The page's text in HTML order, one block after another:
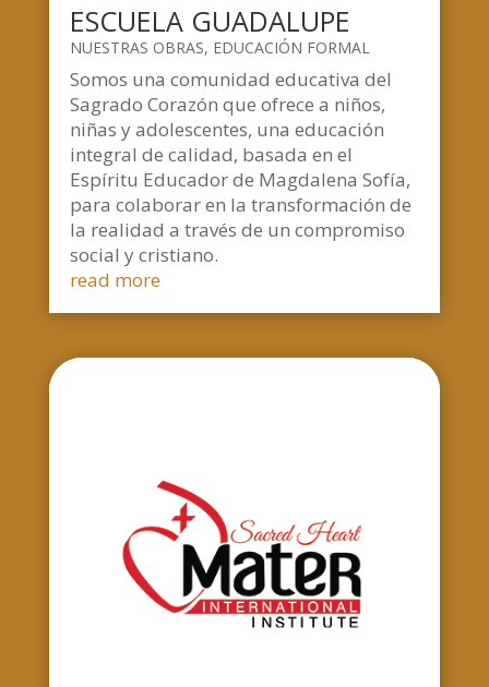
ESCUELA GUADALUPE
NUESTRAS OBRAS, EDUCACIÓN FORMAL
Somos una comunidad educativa del
Sagrado Corazón que ofrece a niños,
niñas y adolescentes, una educación
integral de calidad, basada en el
Espíritu Educador de Magdalena Sofía,
para colaborar en la transformación de
la realidad a través de un compromiso
social y cristiano.
read more